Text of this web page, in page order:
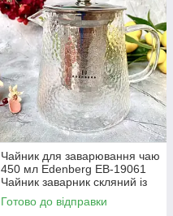
Чайник для заварювання чаю
450 мл Edenberg EB-19061
Чайник заварник скляний із
неіржавким ситом
Готово до відправки